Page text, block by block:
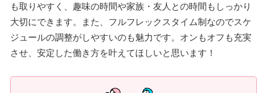
も取りやすく、趣味の時間や家族・友人との時間もしっかり
大切にできます。また、フルフレックスタイム制なのでスケ
ジュールの調整がしやすいのも魅力です。オンもオフも充実
させ、安定した働き方を叶えてほしいと思います！